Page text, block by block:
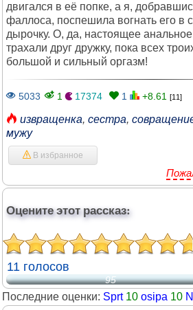
двигался в её попке, а я,
фаллоса, поспешила вогнать его в
дырочку. О, да, настоящее
трахали друг дружку, пока всех
большой и сильный оргазм!
5033 1 17374 1 +8.61 [11]
извращенка, сестра,
мужу
В избранное
Оцените этот рассказ:
11 голосов
95
Последние оценки: Sprt 10 osipa 10